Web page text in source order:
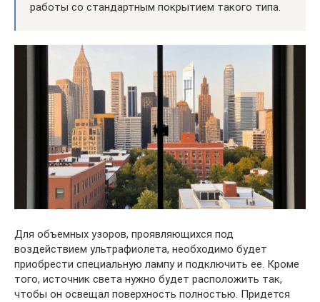
работы со стандартным покрытием такого типа.
Для объемных узоров, проявляющихся под
воздействием ультрафиолета, необходимо будет
приобрести специальную лампу и подключить ее. Кроме
того, источник света нужно будет расположить так,
чтобы он освещал поверхность полностью. Придется